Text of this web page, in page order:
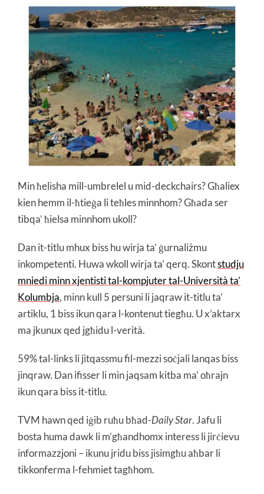
Min ħelisha mill-umbrelel u mid-deckchairs? Għaliex
kien hemm il-ħtieġa li teħles minnhom? Għada ser
tibqa’ ħielsa minnhom ukoll?
Dan it-titlu mhux biss hu wirja ta’ ġurnaliżmu
inkompetenti. Huwa wkoll wirja ta’ qerq. Skontstudju
mniedi minn xjentisti tal-kompjuter tal-Università ta’
Kolumbja, minn kull 5 persuni li jaqraw it-titlu ta’
artiklu, 1 biss ikun qara l-kontenut tiegħu. U x’aktarx
ma jkunux qed jgħidu l-verità.
59% tal-links li jitqassmu fil-mezzi soċjali lanqas biss
jinqraw. Dan ifisser li min jaqsam kitba ma’ oħrajn
ikun qara biss it-titlu.
TVM hawn qed iġib ruħu bħad-Daily Star. Jafu li
bosta huma dawk li m’għandhomx interess li jirċievu
informazzjoni – ikunu jridu biss jisimgħu aħbar li
tikkonferma l-fehmiet tagħhom.